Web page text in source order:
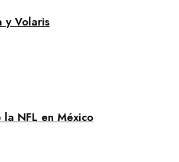
y Volaris
NFL en México